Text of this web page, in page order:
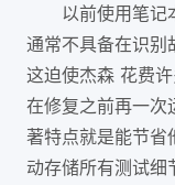
以前使用笔记
通常不具备在识别
这迫使杰森 花费
在修复之前再一
著特点就是能节省
动存储所有测试细